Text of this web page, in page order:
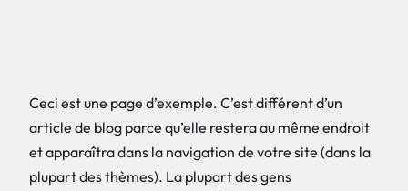
Ceci est une page d’exemple. C’est différent d’un
article de blog parce qu’elle restera au même endroit
et apparaîtra dans la navigation de votre site (dans la
plupart des thèmes). La plupart des gens